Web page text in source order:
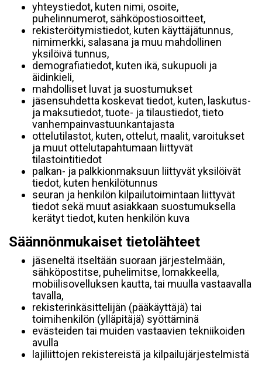
yhteystiedot, kuten nimi, osoite,
puhelinnumerot, sähköpostiosoitteet,
rekisteröitymistiedot, kuten käyttäjätunnus,
nimimerkki, salasana ja muu mahdollinen
yksilöivä tunnus,
demografiatiedot, kuten ikä, sukupuoli ja
äidinkieli,
mahdolliset luvat ja suostumukset
jäsensuhdetta koskevat tiedot, kuten, laskutus-
ja maksutiedot, tuote- ja tilaustiedot, tieto
vanhempainvastuunkantajasta
ottelutilastot, kuten, ottelut, maalit, varoitukset
ja muut ottelutapahtumaan liittyvät
tilastointitiedot
palkan- ja palkkionmaksuun liittyvät yksilöivät
tiedot, kuten henkilötunnus
seuran ja henkilön kilpailutoimintaan liittyvät
tiedot sekä muut asiakkaan suostumuksella
kerätyt tiedot, kuten henkilön kuva
Säännönmukaiset tietolähteet
jäseneltä itseltään suoraan järjestelmään,
sähköpostitse, puhelimitse, lomakkeella,
mobiilisovelluksen kautta, tai muulla vastaavalla
tavalla,
rekisterinkäsittelijän (pääkäyttäjä) tai
toimihenkilön (ylläpitäjä) syöttäminä
evästeiden tai muiden vastaavien tekniikoiden
avulla
lajiliittojen rekistereistä ja kilpailujärjestelmistä